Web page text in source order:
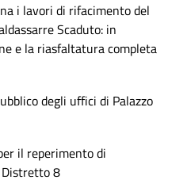
i lavori di rifacimento del
Scaduto: in
e la riasfaltatura completa
degli uffici di Palazzo
il reperimento di
Distretto 8